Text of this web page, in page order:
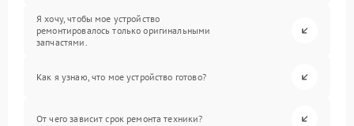
Я хочу, чтобы мое устройство
ремонтировалось только оригинальными
запчастями.
Как я узнаю, что мое устройство готово?
От чего зависит срок ремонта техники?